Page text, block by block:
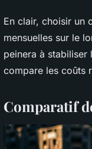
En clair, choisir un
mensuelles sur le
peinera à stabiliser
compare les coûts
Comparatif